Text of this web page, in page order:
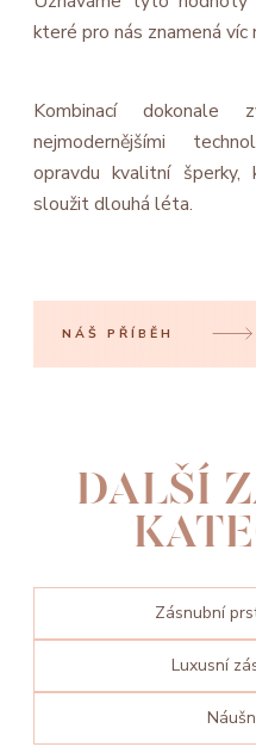
které pro nás znamená víc
Kombinací
nejmodernějšími
opravdu kvalitní
sloužit dlouhá léta.
NÁŠ PŘÍBĚH
DALŠÍ
Zásnubní
Luxusní